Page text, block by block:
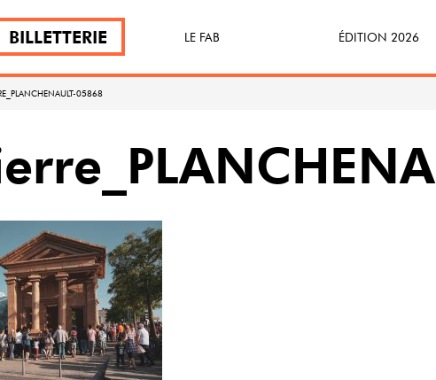
BILLETTERIE LE FAB
FABécoresponsable
ÉDITION 2026
05868